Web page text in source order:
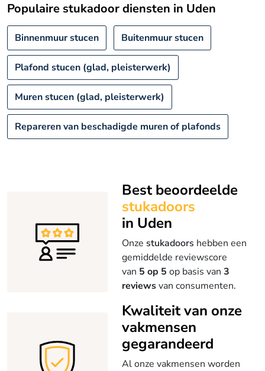
Populaire stukadoor diensten in Uden
Binnenmuur stucen Buitenmuur stucen
Plafond stucen (glad, pleisterwerk)
Muren stucen (glad, pleisterwerk)
Repareren van beschadigde muren of plafonds
Best beoordeelde
stukadoors
in Uden
Onze stukadoors hebben een
gemiddelde reviewscore
van 5 op 5 op basis van 3
reviewsvan consumenten.
Kwaliteit van onze
vakmensen
gegarandeerd
Al onze vakmensen worden